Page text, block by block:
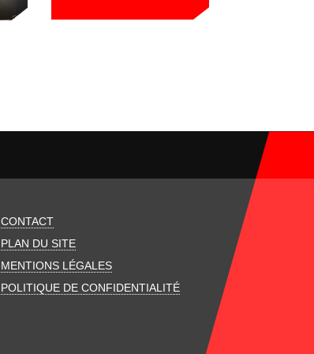
CONTACT
PLAN DU SITE
MENTIONS LÉGALES
POLITIQUE DE CONFIDENTIALITÉ